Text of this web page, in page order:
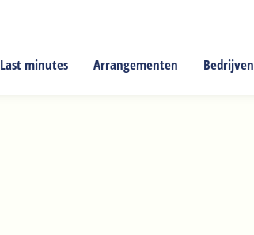
Last minutes Arrangementen Bedrijven